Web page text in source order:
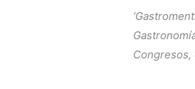
Congresos,